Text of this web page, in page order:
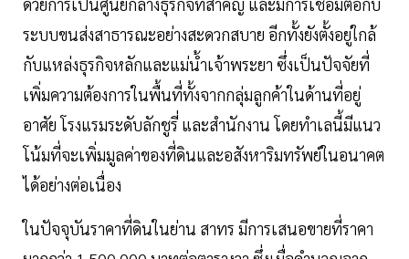
ระบบขนส่งสาธารณะอย่างสะดวกสบาย อีกทั้งยังตั้งอยู่ใกล้
กับแหล่งธุรกิจหลักและแม่น้ำเจ้าพระยา ซึ่งเป็นปัจจัยที่
เพิ่มความต้องการในพื้นที่ทั้งจากกลุ่มลูกค้าในด้านที่อยู่
อาศัย โรงแรมระดับลักชูรี่ และสำนักงาน โดยทำเลนี้มีแนว
โน้มที่จะเพิ่มมูลค่าของที่ดินและอสังหาริมทรัพย์ในอนาคต
ได้อย่างต่อเนื่อง
ในปัจจุบันราคาที่ดินในย่าน สาทร มีการเสนอขายที่ราคา